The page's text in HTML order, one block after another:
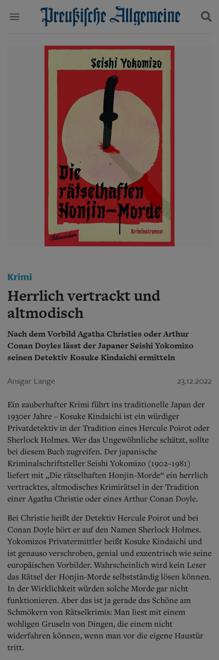
Start
Wer wir sind
Aktuelle Ausgabe
Abonnenten-Login
Abonnent werden
Politik
Kultur
Wirtschaft
Panorama
Gesellschaft
Leben
Geschichte
Ostpreußen
Pommern
Berlin-Brandenburg
Schlesien
Danzig und Westpreußen
Bücher
Kontakt
Impressum
Suchen und finden
Krimi
Herrlich vertrackt und
altmodisch
Nach dem Vorbild Agatha Christies oder Arthur
Conan Doyles lässt der Japaner Seishi Yokomizo
seinen Detektiv Kosuke Kindaichi ermitteln
Ansgar Lange 23.12.2022
Ein zauberhafter Krimi führt ins traditionelle Japan der
1930er Jahre – Kosuke Kindaichi ist ein würdiger
Privatdetektiv in der Tradition eines Hercule Poirot oder
Sherlock Holmes. Wer das Ungewöhnliche schätzt, sollte
bei diesem Buch zugreifen. Der japanische
Kriminalschriftsteller Seishi Yokomizo (1902–1981)
liefert mit „Die rätselhaften Honjin-Morde“ ein herrlich
vertracktes, altmodisches Krimirätsel in der Tradition
einer Agatha Christie oder eines Arthur Conan Doyle.
Bei Christie heißt der Detektiv Hercule Poirot und bei
Conan Doyle hört er auf den Namen Sherlock Holmes.
Yokomizos Privatermittler heißt Kosuke Kindaichi und
ist genauso verschroben, genial und exzentrisch wie seine
europäischen Vorbilder. Wahrscheinlich wird kein Leser
das Rätsel der Honjin-Morde selbstständig lösen können.
In der Wirklichkeit würden solche Morde gar nicht
funktionieren. Aber das ist ja gerade das Schöne am
Schmökern von Rätselkrimis: Man liest mit einem
wohligen Gruseln von Dingen, die einem nicht
widerfahren können, wenn man vor die eigene Haustür
tritt.